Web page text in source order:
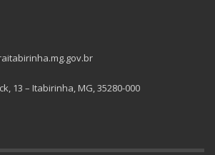
13 – Itabirinha, MG, 35280-000